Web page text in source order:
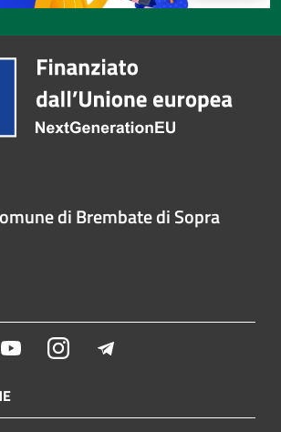
di Brembate di Sopra
YoutubeInstagram